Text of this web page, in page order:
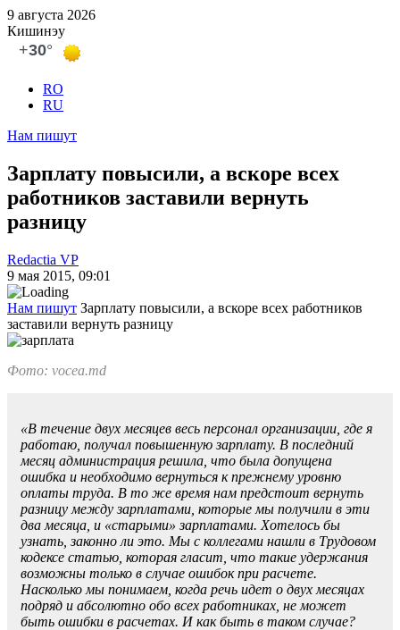
9 августа 2026
Кишинэу
RO
RU
Нам пишут
Зарплату повысили, а вскоре всех
работников заставили вернуть
разницу
Redactia VP
9 мая 2015, 09:01
Нам пишут Зарплату повысили, а вскоре всех работников
заставили вернуть разницу
Фото: vocea.md
«В течение двух месяцев весь пер­сонал организации, где я
рабо­таю, получал повышенную зар­плату. В последний
месяц адми­нистрация решила, что была допущена
ошибка и необходи­мо вернуться к прежнему уров­ню
оплаты труда. В то же вре­мя нам предстоит вернуть
раз­ницу между зарплатами, кото­рые мы получили в эти
два ме­сяца, и «старыми» зарплатами. Хотелось бы
узнать, законно ли это. Мы с коллегами нашли в Тру­довом
кодексе статью, которая гласит, что такие удержания
возможны только в случае оши­бок при расчете.
Насколько мы понимаем, когда речь идет о двух месяцах
подряд и абсолютно обо всех работниках, не может
быть ошибки в расчетах. И как быть в таком случае?